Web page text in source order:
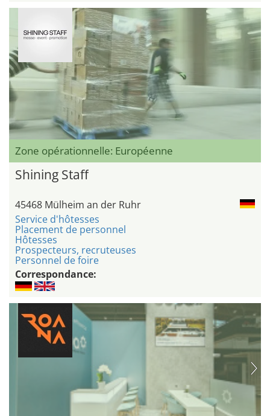
Zone opérationnelle: Européenne
Shining Staff
45468 Mülheim an der Ruhr
Service d'hôtesses
Placement de personnel
Hôtesses
Prospecteurs, recruteuses
Personnel de foire
Correspondance: